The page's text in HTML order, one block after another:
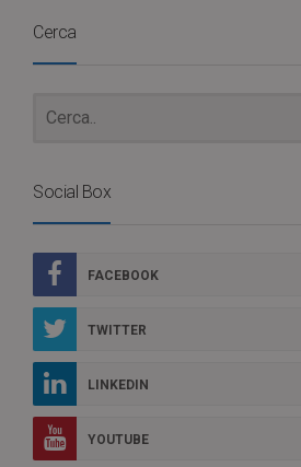
Cerca
Social Box
FACEBOOK
TWITTER
LINKEDIN
YOUTUBE